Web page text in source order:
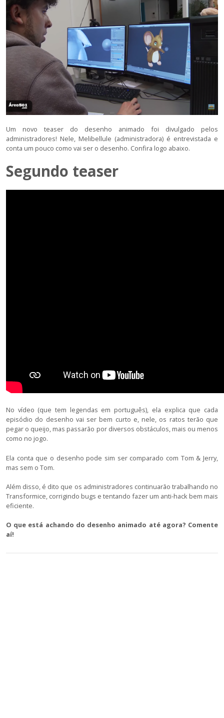
Um novo teaser do desenho animado foi divulgado pelos
administradores! Nele, Melibellule (administradora) é entrevistada e
conta um pouco como vai ser o desenho. Confira logo abaixo.
Segundo teaser
No vídeo (que tem legendas em português), ela explica que cada
episódio do desenho vai ser bem curto e, nele, os ratos terão que
pegar o queijo, mas passarão por diversos obstáculos, mais ou menos
como no jogo.
Ela conta que o desenho pode sim ser comparado com Tom & Jerry,
mas sem o Tom.
Além disso, é dito que os administradores continuarão trabalhando no
Transformice, corrigindo bugs e tentando fazer um anti-hack bem mais
eficiente.
O que está achando do desenho animado até agora? Comente
aí!